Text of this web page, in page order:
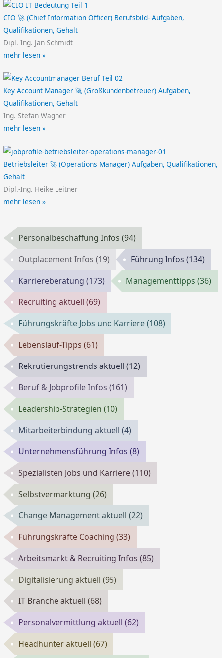
CIO 🚀 (Chief Information Officer) Berufsbild- Aufgaben,
Qualifikationen, Gehalt
Dipl. Ing. Jan Schmidt
mehr lesen »
Key Account Manager 🚀 (Großkundenbetreuer) Aufgaben,
Qualifikationen, Gehalt
Ing. Stefan Wagner
mehr lesen »
Betriebsleiter 🚀 (Operations Manager) Aufgaben, Qualifikationen,
Gehalt
Dipl.-Ing. Heike Leitner
mehr lesen »
Personalbeschaffung Infos(94)
Outplacement Infos(19) Führung Infos(134)
Karriereberatung(173) Managementtipps(36)
Recruiting aktuell(69)
Führungskräfte Jobs und Karriere(108)
Lebenslauf-Tipps(61)
Rekrutierungstrends aktuell(12)
Beruf & Jobprofile Infos(161)
Leadership-Strategien(10)
Mitarbeiterbindung aktuell(4)
Unternehmensführung Infos(8)
Spezialisten Jobs und Karriere(110)
Selbstvermarktung(26)
Change Management aktuell(22)
Führungskräfte Coaching(33)
Arbeitsmarkt & Recruiting Infos(85)
Digitalisierung aktuell(95)
IT Branche aktuell(68)
Personalvermittlung aktuell(62)
Headhunter aktuell(67)